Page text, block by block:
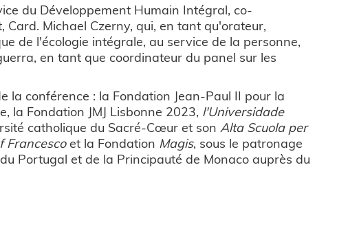
du Développement Humain Intégral, co-
Michael Czerny, qui, en tant qu'orateur,
de l'écologie intégrale, au service de la personne,
en tant que coordinateur du panel sur les
la conférence : la Fondation Jean-Paul II pour la
la Fondation JMJ Lisbonne 2023, l'Universidade
catholique du Sacré-Cœur et sonAlta Scuola per
Francescoet la Fondation Magis, sous le patronage
Portugal et de la Principauté de Monaco auprès du